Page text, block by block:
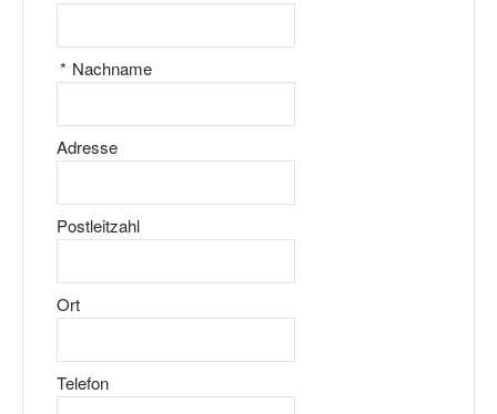
Nachname
*
Adresse
Postleitzahl
Ort
Telefon